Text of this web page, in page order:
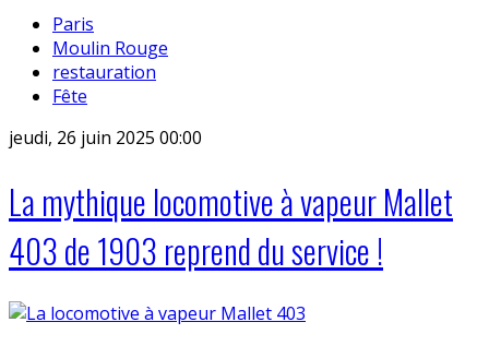
Paris
Moulin Rouge
restauration
Fête
jeudi, 26 juin 2025 00:00
La mythique locomotive à vapeur Mallet
403 de 1903 reprend du service !